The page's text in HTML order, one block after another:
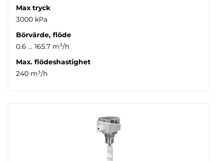
Max tryck
3000 kPa
Börvärde, flöde
0.6 ... 165.7 m³/h
Max. flödeshastighet
240 m³/h